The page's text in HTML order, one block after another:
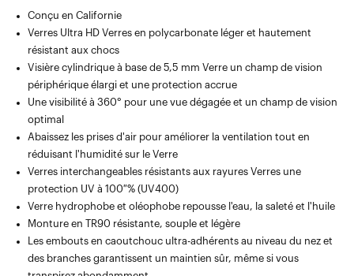
Conçu en Californie
Verres Ultra HD Verres en polycarbonate léger et hautement
résistant aux chocs
Visière cylindrique à base de 5,5 mm Verre un champ de vision
périphérique élargi et une protection accrue
Une visibilité à 360° pour une vue dégagée et un champ de vision
optimal
Abaissez les prises d'air pour améliorer la ventilation tout en
réduisant l'humidité sur le Verre
Verres interchangeables résistants aux rayures Verres une
protection UV à 100 % (UV400)
Verre hydrophobe et oléophobe repousse l'eau, la saleté et l'huile
Monture en TR90 résistante, souple et légère
Les embouts en caoutchouc ultra-adhérents au niveau du nez et
des branches garantissent un maintien sûr, même si vous